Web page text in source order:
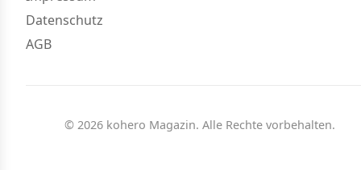
Datenschutz
AGB
© 2026 kohero Magazin. Alle Rechte vorbehalten.